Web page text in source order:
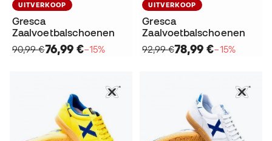
UITVERKOOP
Gresca
Zaalvoetbalschoenen
90,99 €76,99 €−15%
UITVERKOOP
Gresca
Zaalvoetbalschoenen
92,99 €78,99 €−15%